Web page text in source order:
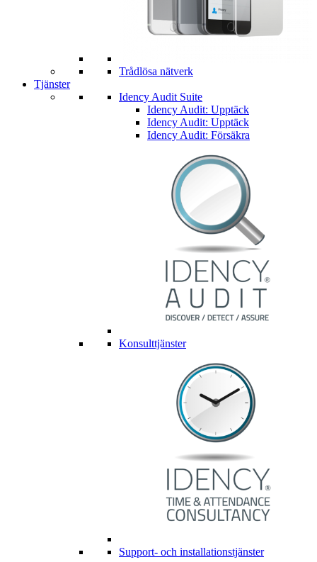
Trådlösa nätverk
Tjänster
Idency Audit Suite
Idency Audit: Upptäck
Idency Audit: Upptäck
Idency Audit: Försäkra
Konsulttjänster
Support- och installationstjänster